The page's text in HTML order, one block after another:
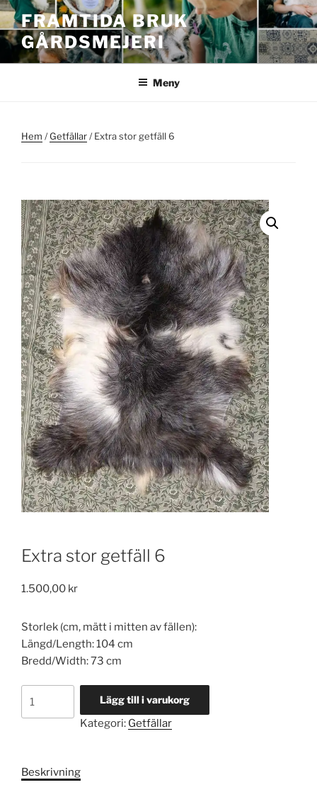
Hoppa
till
innehåll
FRAMTIDA BRUK
GÅRDSMEJERI
Meny
Hem /Getfällar/ Extra stor getfäll 6
Extra stor getfäll 6
1.500,00 kr
Storlek (cm, mätt i mitten av fällen):
Längd/Length: 104 cm
Bredd/Width: 73 cm
Lägg till i varukorg
Kategori: Getfällar
Beskrivning